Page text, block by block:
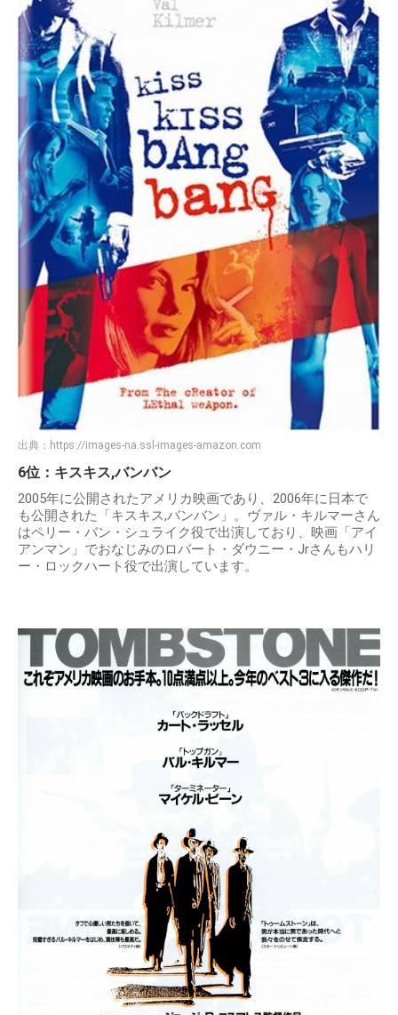
出典： https://images-na.ssl-images-amazon.com
6位：キスキス,バンバン
2005年に公開されたアメリカ映画であり、2006年に日本で
も公開された「キスキス,バンバン」。ヴァル・キルマーさん
はペリー・バン・シュライク役で出演しており、映画「アイ
アンマン」でおなじみのロバート・ダウニー・Jrさんもハリ
ー・ロックハート役で出演しています。